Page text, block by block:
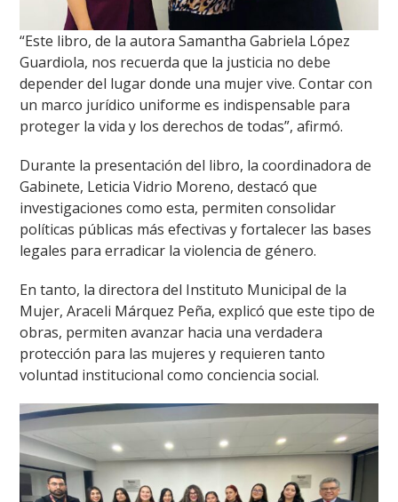
“Este libro, de la autora Samantha Gabriela López
Guardiola, nos recuerda que la justicia no debe
depender del lugar donde una mujer vive. Contar con
un marco jurídico uniforme es indispensable para
proteger la vida y los derechos de todas”, afirmó.
Durante la presentación del libro, la coordinadora de
Gabinete, Leticia Vidrio Moreno, destacó que
investigaciones como esta, permiten consolidar
políticas públicas más efectivas y fortalecer las bases
legales para erradicar la violencia de género.
En tanto, la directora del Instituto Municipal de la
Mujer, Araceli Márquez Peña, explicó que este tipo de
obras, permiten avanzar hacia una verdadera
protección para las mujeres y requieren tanto
voluntad institucional como conciencia social.